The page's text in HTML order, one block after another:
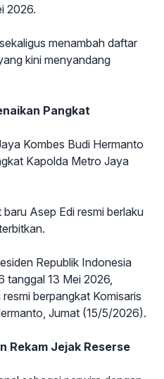
2026.
menambah daftar
kini menyandang
Pangkat
Kombes Budi Hermanto
Kapolda Metro Jaya
Asep Edi resmi berlaku
Republik Indonesia
13 Mei 2026,
berpangkat Komisaris
Jumat (15/5/2026).
Rekam Jejak Reserse